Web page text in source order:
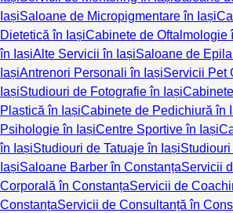
IașiSaloane de Micropigmentare în Iași
Dietetică în IașiCabinete de Oftalmologie
în IașiAlte Servicii în IașiSaloane de
IașiAntrenori Personali în IașiServicii Pet
IașiStudiouri de Fotografie în Iași
Plastică în IașiCabinete de Pedichiură în
Psihologie în IașiCentre Sportive în Iași
în IașiStudiouri de Tatuaje în Iași
IașiSaloane Barber în ConstanțaServicii
Corporală în ConstanțaServicii de
ConstanțaServicii de Consultanță în